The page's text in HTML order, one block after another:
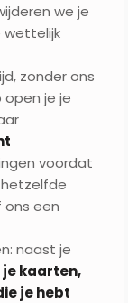
we je
wettelijk
zonder ons
open je je
voordat
een
naast je
je kaarten,
je hebt